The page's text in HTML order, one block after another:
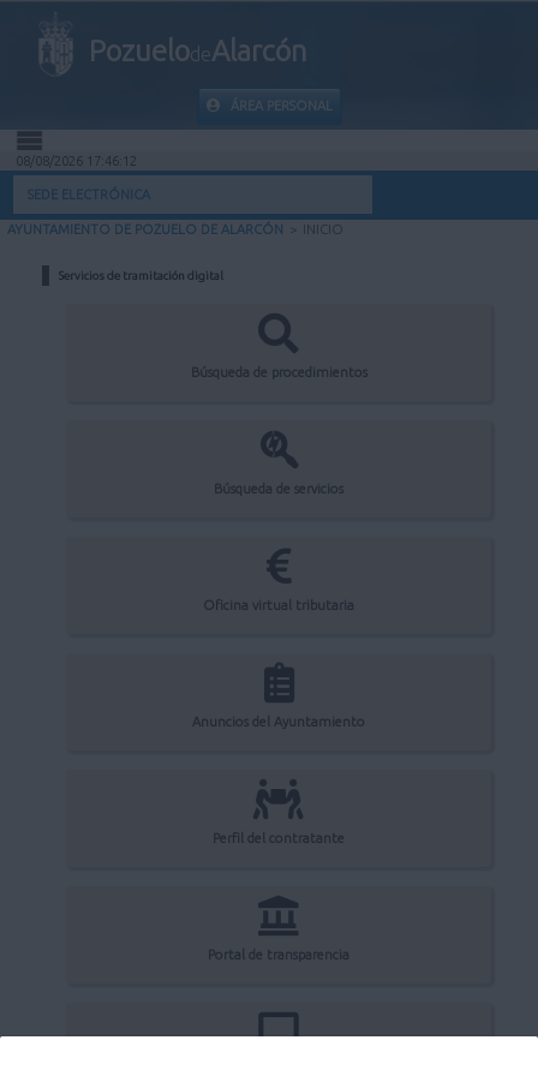
PozuelodeAlarcón
ÁREA PERSONAL
INICIO
INFORMACIÓN MUNICIPAL
08/08/2026 17:46:12
SEDE ELECTRÓNICA
AYUNTAMIENTO DE POZUELO DE ALARCÓN > INICIO
Servicios de tramitación digital
Búsqueda de procedimientos
Búsqueda de servicios
Oficina virtual tributaria
Anuncios del Ayuntamiento
Perfil del contratante
Portal de transparencia